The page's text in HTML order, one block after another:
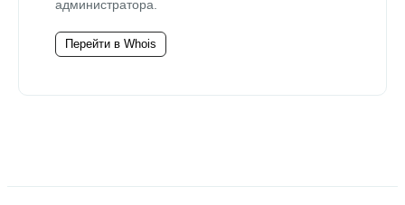
администратора.
Перейти в Whois